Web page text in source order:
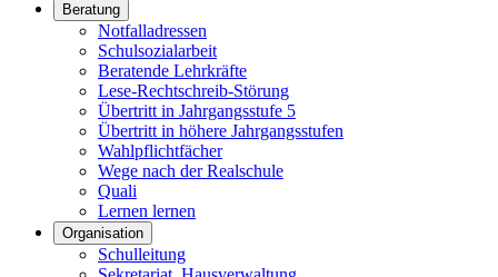
Beratung
Notfalladressen
Schulsozialarbeit
Beratende Lehrkräfte
Lese-Rechtschreib-Störung
Übertritt in Jahrgangsstufe 5
Übertritt in höhere Jahrgangsstufen
Wahlpflichtfächer
Wege nach der Realschule
Quali
Lernen lernen
Organisation
Schulleitung